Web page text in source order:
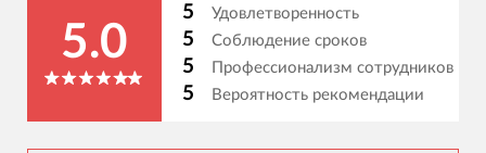
5.0
5 Удовлетворенность
5 Соблюдение сроков
5 Профессионализм сотрудников
5 Вероятность рекомендации